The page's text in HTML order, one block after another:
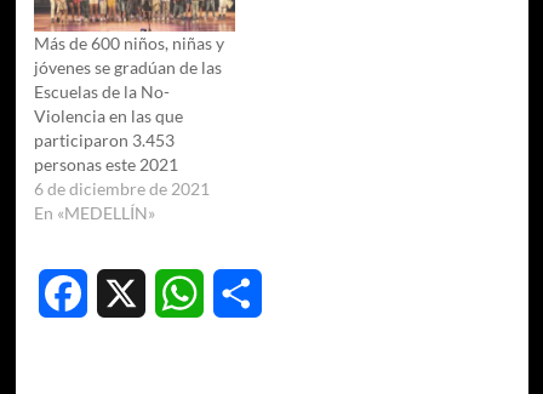
Más de 600 niños, niñas y
jóvenes se gradúan de las
Escuelas de la No-
Violencia en las que
participaron 3.453
personas este 2021
6 de diciembre de 2021
En «MEDELLÍN»
Facebook WhatsApp